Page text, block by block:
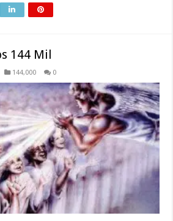
144 Mil
144,000 0